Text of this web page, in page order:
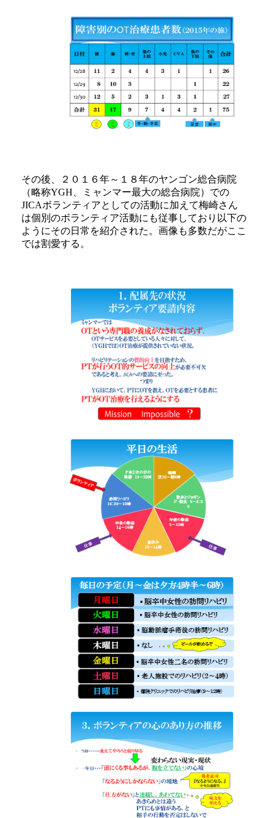
その後、２０１６年～１８年のヤンゴン総合病院
（略称YGH、ミャンマー最大の総合病院）での
JICAボランティアとしての活動に加えて梅崎さん
は個別のボランティア活動にも従事しており以下の
ようにその日常を紹介された。画像も多数だがここ
では割愛する。